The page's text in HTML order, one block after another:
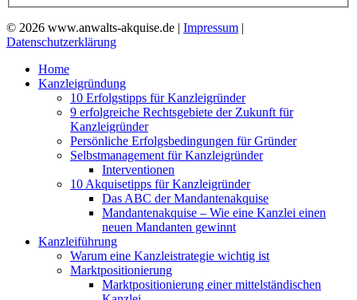
© 2026 www.anwalts-akquise.de | Impressum |
Datenschutzerklärung
Home
Kanzleigründung
10 Erfolgstipps für Kanzleigründer
9 erfolgreiche Rechtsgebiete der Zukunft für
Kanzleigründer
Persönliche Erfolgsbedingungen für Gründer
Selbstmanagement für Kanzleigründer
Interventionen
10 Akquisetipps für Kanzleigründer
Das ABC der Mandantenakquise
Mandantenakquise – Wie eine Kanzlei einen
neuen Mandanten gewinnt
Kanzleiführung
Warum eine Kanzleistrategie wichtig ist
Marktpositionierung
Marktpositionierung einer mittelständischen